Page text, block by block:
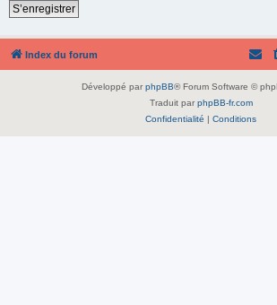
S’enregistrer
Index du forum
Développé par phpBB® Forum Software ©
Traduit par phpBB-fr.com
Confidentialité | Conditions